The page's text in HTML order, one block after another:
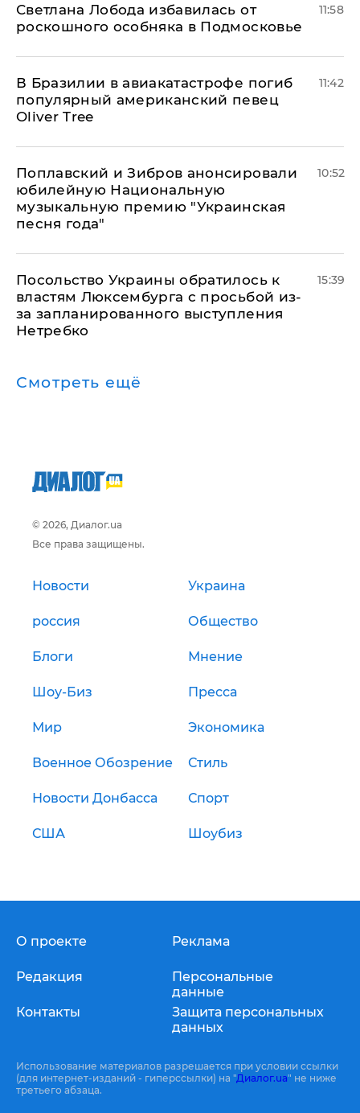
Светлана Лобода избавилась от
роскошного особняка в Подмосковье
11:58
В Бразилии в авиакатастрофе погиб
популярный американский певец
Oliver Tree
11:42
Поплавский и Зибров анонсировали
юбилейную Национальную
музыкальную премию "Украинская
песня года"
10:52
Посольство Украины обратилось к
властям Люксембурга с просьбой из-
за запланированного выступления
Нетребко
15:39
Смотреть ещё
© 2026, Диалог.ua
Все права защищены.
Новости Украина
россия Общество
Блоги Мнение
Шоу-Биз Пресса
Мир Экономика
Военное Обозрение Стиль
Новости Донбасса Спорт
США Шоубиз
О проекте
Редакция
Контакты
Реклама
Персональные
данные
Защита персональных
данных
Использование материалов разрешается при условии ссылки
(для интернет-изданий - гиперссылки) на "Диалог.ua" не ниже
третьего абзаца.